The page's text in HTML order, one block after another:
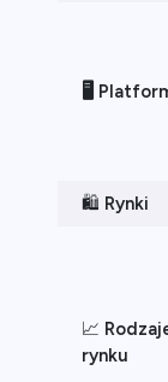
🖥️
🛍️ Rynki
📈
rynku